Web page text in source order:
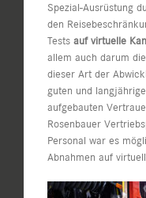
Spezial-Ausrüstung
den
Tests auf virtuelle
allem auch darum
dieser Art der
guten und
aufgebauten
Rosenbauer
Personal war es
Abnahmen auf